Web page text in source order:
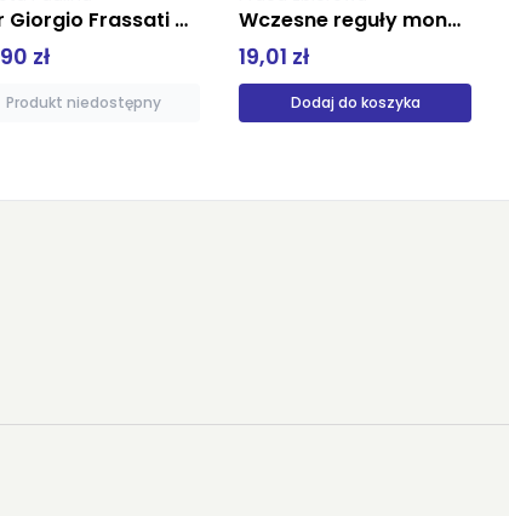
Wczesne reguły monastyczne z Galii
zł
Dodaj do koszyka
Causae et curae. O przyczynach i leczeniu chorób
64,00 zł
Produkt niedostępny